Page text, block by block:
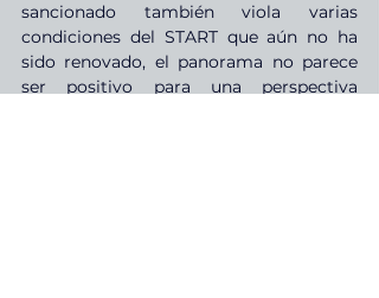
sancionado también viola varias
condiciones del START que aún no ha
sido renovado, el panorama no parece
ser positivo para una perspectiva